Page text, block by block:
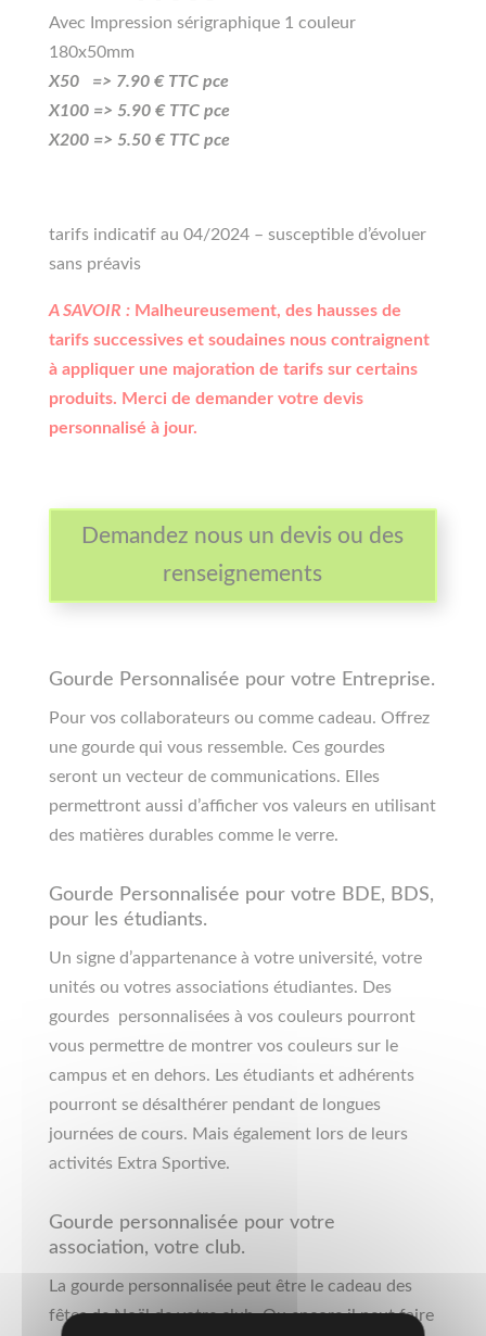
Avec Impression sérigraphique 1 couleur
180x50mm
X50 => 7.90 € TTC pce
X100 => 5.90 € TTC pce
X200 => 5.50 € TTC pce
tarifs indicatif au 04/2024 – susceptible d’évoluer
sans préavis
A SAVOIR :Malheureusement, des hausses de
tarifs successives et soudaines nous contraignent
à appliquer une majoration de tarifs sur certains
produits. Merci de demander votre devis
personnalisé à jour.
Demandez nous un devis ou des
renseignements
Gourde Personnalisée pour votre Entreprise.
Pour vos collaborateurs ou comme cadeau. Offrez
une gourde qui vous ressemble. Ces gourdes
seront un vecteur de communications. Elles
permettront aussi d’afficher vos valeurs en utilisant
des matières durables comme le verre.
Gourde Personnalisée pour votre BDE, BDS,
pour les étudiants.
Un signe d’appartenance à votre université, votre
unités ou votres associations étudiantes. Des
gourdes personnalisées à vos couleurs pourront
vous permettre de montrer vos couleurs sur le
campus et en dehors. Les étudiants et adhérents
pourront se désalthérer pendant de longues
journées de cours. Mais également lors de leurs
activités Extra Sportive.
Gourde personnalisée pour votre
association, votre club.
La gourde personnalisée peut être le cadeau des
fêtes de Noël de votre club. Ou encore il peut faire